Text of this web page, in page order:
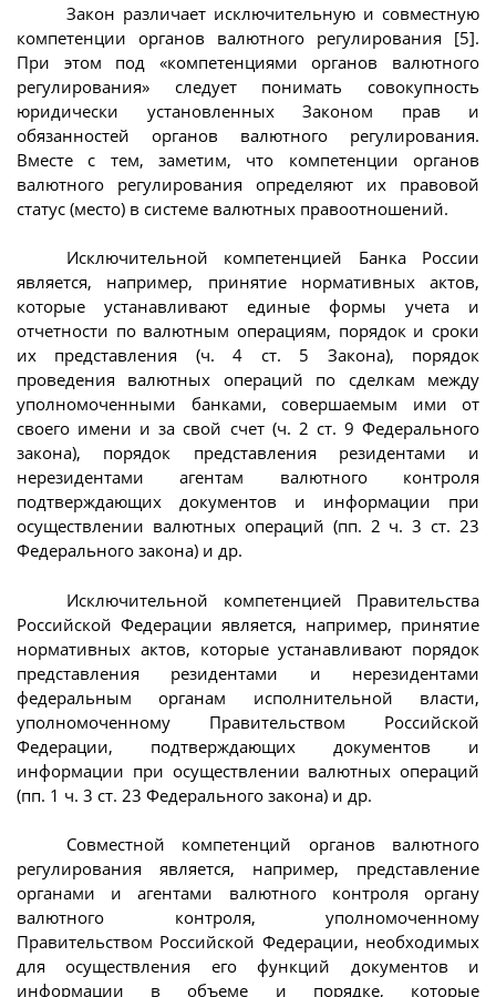
Закон различает исключительную и совместную
компетенции органов валютного регулирования [5].
При этом под «компетенциями органов валютного
регулирования» следует понимать совокупность
юридически установленных Законом прав и
обязанностей органов валютного регулирования.
Вместе с тем, заметим, что компетенции органов
валютного регулирования определяют их правовой
статус (место) в системе валютных правоотношений.
Исключительной компетенцией Банка России
является, например, принятие нормативных актов,
которые устанавливают единые формы учета и
отчетности по валютным операциям, порядок и сроки
их представления (ч. 4 ст. 5 Закона), порядок
проведения валютных операций по сделкам между
уполномоченными банками, совершаемым ими от
своего имени и за свой счет (ч. 2 ст. 9 Федерального
закона), порядок представления резидентами и
нерезидентами агентам валютного контроля
подтверждающих документов и информации при
осуществлении валютных операций (пп. 2 ч. 3 ст. 23
Федерального закона) и др.
Исключительной компетенцией Правительства
Российской Федерации является, например, принятие
нормативных актов, которые устанавливают порядок
представления резидентами и нерезидентами
федеральным органам исполнительной власти,
уполномоченному Правительством Российской
Федерации, подтверждающих документов и
информации при осуществлении валютных операций
(пп. 1 ч. 3 ст. 23 Федерального закона) и др.
Совместной компетенций органов валютного
регулирования является, например, представление
органами и агентами валютного контроля органу
валютного контроля, уполномоченному
Правительством Российской Федерации, необходимых
для осуществления его функций документов и
информации в объеме и порядке, которые